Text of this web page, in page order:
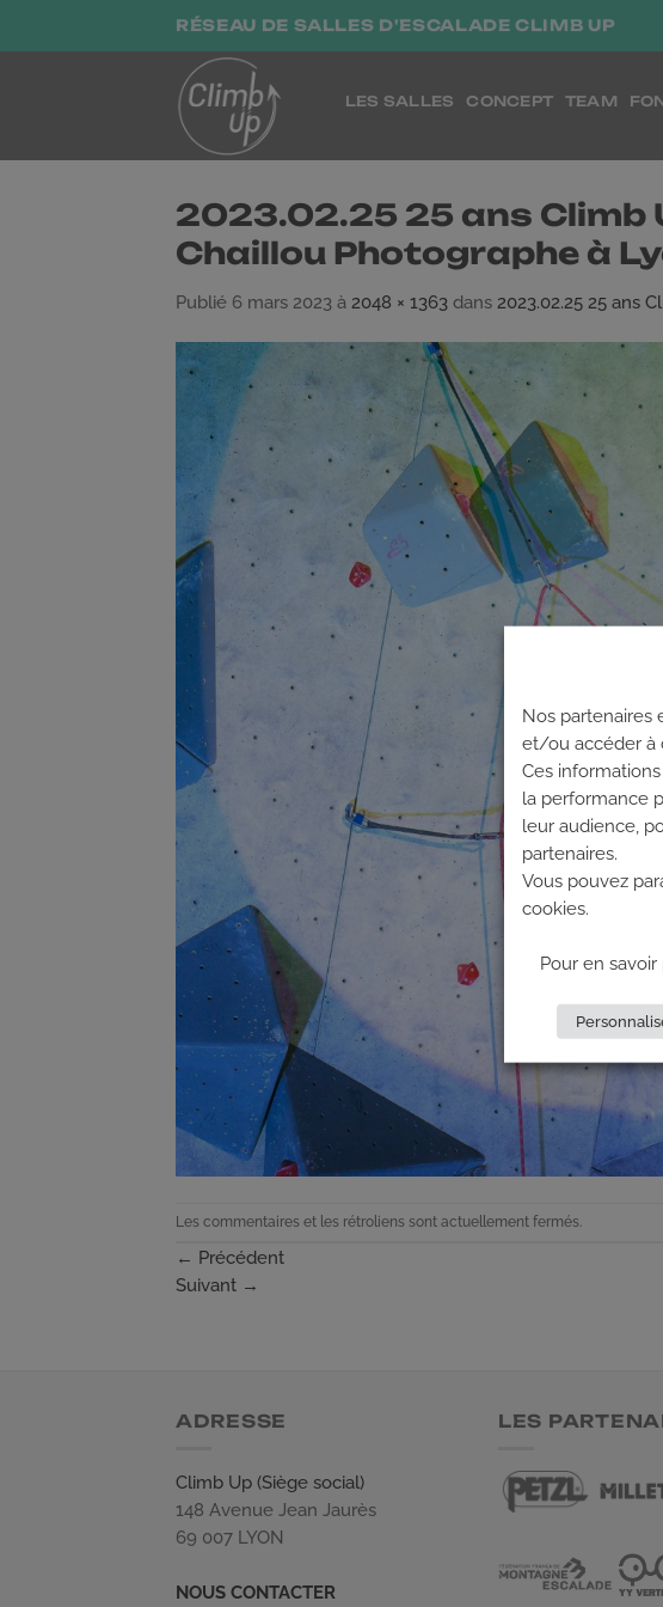
RÉSEAU DE SALLES D'ESCALADE CLIMB UP
LES SALLES CONCEPT TEAM
2023.02.25 25 ans Climb
Chaillou Photographe à
Publié 6 mars 2023 à 2048 × 1363 dans 2023.02.25 25 ans
Les commentaires et les rétroliens sont actuellement fermés.
← Précédent
Suivant →
ADRESSE
Climb Up (Siège social)
148 Avenue Jean Jaurès
69 007 LYON
NOUS CONTACTER
LES
Nos partenaires
et/ou accéder à
Ces
la performance
leur audience,
partenaires.
Vous pouvez
cookies.
Pour en